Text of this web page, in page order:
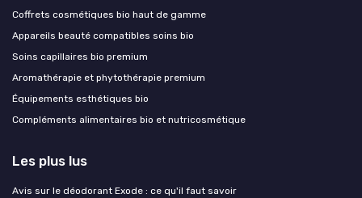
Coffrets cosmétiques bio haut de gamme
Appareils beauté compatibles soins bio
Soins capillaires bio premium
Aromathérapie et phytothérapie premium
Équipements esthétiques bio
Compléments alimentaires bio et nutricosmétique
Les plus lus
Avis sur le déodorant Exode : ce qu'il faut savoir